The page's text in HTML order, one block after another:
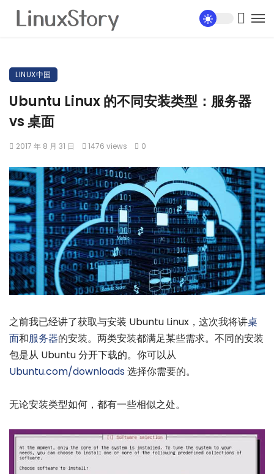
LINUX中国
Ubuntu Linux 的不同安装类型：服务器
vs 桌面
2017 年 8 月 31 日 1476 views 0
之前我已经讲了获取与安装 Ubuntu Linux，这次我将讲桌
面和服务器的安装。两类安装都满足某些需求。不同的安装
包是从 Ubuntu 分开下载的。你可以从
Ubuntu.com/downloads 选择你需要的。
无论安装类型如何，都有一些相似之处。